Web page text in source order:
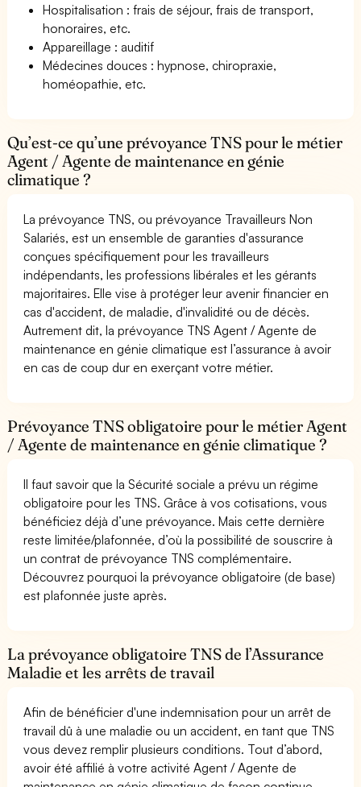
Hospitalisation : frais de séjour, frais de transport,
honoraires, etc.
Appareillage : auditif
Médecines douces : hypnose, chiropraxie,
homéopathie, etc.
Qu’est-ce qu’une prévoyance TNS pour le métier
Agent / Agente de maintenance en génie
climatique ?
La prévoyance TNS, ou prévoyance Travailleurs Non
Salariés, est un ensemble de garanties d'assurance
conçues spécifiquement pour les travailleurs
indépendants, les professions libérales et les gérants
majoritaires. Elle vise à protéger leur avenir financier en
cas d'accident, de maladie, d'invalidité ou de décès.
Autrement dit, la prévoyance TNS Agent / Agente de
maintenance en génie climatique est l’assurance à avoir
en cas de coup dur en exerçant votre métier.
Prévoyance TNS obligatoire pour le métier Agent
/ Agente de maintenance en génie climatique ?
Il faut savoir que la Sécurité sociale a prévu un régime
obligatoire pour les TNS. Grâce à vos cotisations, vous
bénéficiez déjà d’une prévoyance. Mais cette dernière
reste limitée/plafonnée, d’où la possibilité de souscrire à
un contrat de prévoyance TNS complémentaire.
Découvrez pourquoi la prévoyance obligatoire (de base)
est plafonnée juste après.
La prévoyance obligatoire TNS de l’Assurance
Maladie et les arrêts de travail
Afin de bénéficier d'une indemnisation pour un arrêt de
travail dû à une maladie ou un accident, en tant que TNS
vous devez remplir plusieurs conditions. Tout d’abord,
avoir été affilié à votre activité Agent / Agente de